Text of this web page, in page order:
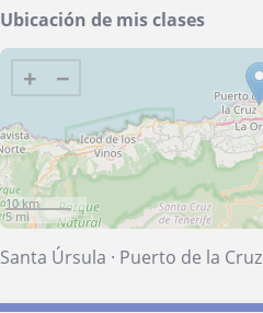
Ubicación de mis clases
+ −
10 km
5 mi
Santa Úrsula · Puerto de la Cruz